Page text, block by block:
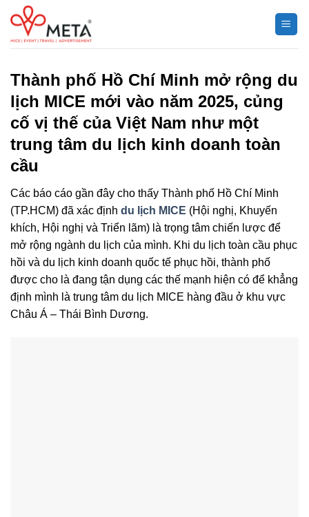
Chuyển
đến
nội
Thành phố Hồ Chí Minh mở rộng du
lịch MICE mới vào năm 2025, củng
cố vị thế của Việt Nam như một
trung tâm du lịch kinh doanh toàn
cầu
Các báo cáo gần đây cho thấy Thành phố Hồ Chí Minh
(TP.HCM) đã xác định du lịch MICE (Hội nghị, Khuyến
khích, Hội nghị và Triển lãm) là trọng tâm chiến lược để
mở rộng ngành du lịch của mình. Khi du lịch toàn cầu phục
hồi và du lịch kinh doanh quốc tế phục hồi, thành phố
được cho là đang tận dụng các thế mạnh hiện có để khẳng
định mình là trung tâm du lịch MICE hàng đầu ở khu vực
Châu Á – Thái Bình Dương.